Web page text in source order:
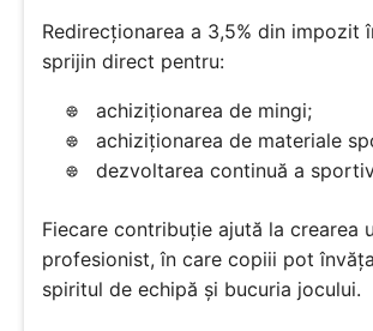
Redirecționarea a 3,5% din impozit
sprijin direct pentru:
achiziționarea de mingi;
achiziționarea de materiale
dezvoltarea continuă a
Fiecare contribuție ajută la crearea
profesionist, în care copiii pot
spiritul de echipă și bucuria jocului.